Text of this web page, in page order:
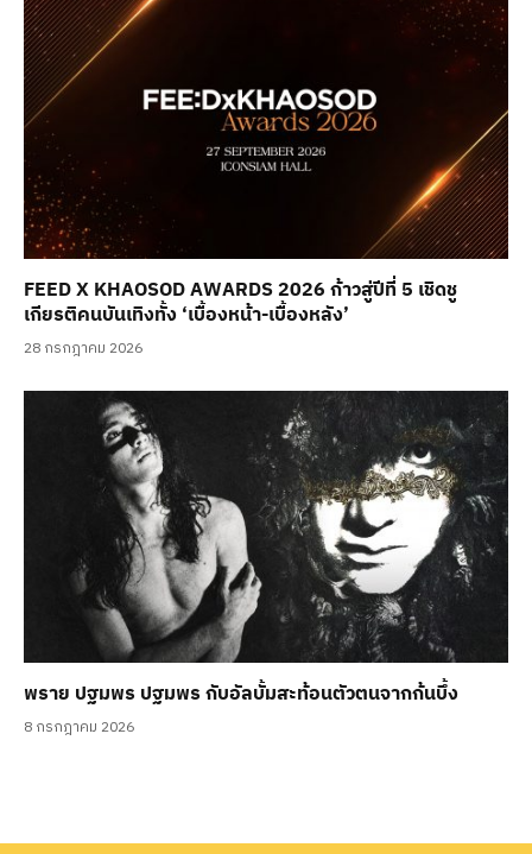
FEED X KHAOSOD AWARDS 2026 ก้าวสู่ปีที่ 5 เชิดชู
เกียรติคนบันเทิงทั้ง ‘เบื้องหน้า-เบื้องหลัง’
28 กรกฎาคม 2026
พราย ปฐมพร ปฐมพร กับอัลบั้มสะท้อนตัวตนจากก้นบึ้ง
8 กรกฎาคม 2026